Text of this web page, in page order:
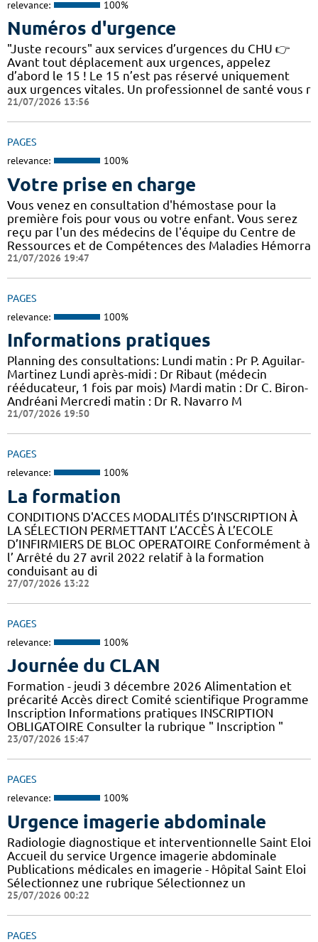
relevance: 100%
Numéros d'urgence
"Juste recours" aux services d’urgences du CHU 👉
Avant tout déplacement aux urgences, appelez
d’abord le 15 ! Le 15 n’est pas réservé uniquement
aux urgences vitales. Un professionnel de santé vous r
21/07/2026 13:56
PAGES
relevance: 100%
Votre prise en charge
Vous venez en consultation d'hémostase pour la
première fois pour vous ou votre enfant. Vous serez
reçu par l'un des médecins de l'équipe du Centre de
Ressources et de Compétences des Maladies Hémorra
21/07/2026 19:47
PAGES
relevance: 100%
Informations pratiques
Planning des consultations: Lundi matin : Pr P. Aguilar-
Martinez Lundi après-midi : Dr Ribaut (médecin
rééducateur, 1 fois par mois) Mardi matin : Dr C. Biron-
Andréani Mercredi matin : Dr R. Navarro M
21/07/2026 19:50
PAGES
relevance: 100%
La formation
CONDITIONS D'ACCES MODALITÉS D’INSCRIPTION À
LA SÉLECTION PERMETTANT L’ACCÈS À L’ECOLE
D’INFIRMIERS DE BLOC OPERATOIRE Conformément à
l’ Arrêté du 27 avril 2022 relatif à la formation
conduisant au di
27/07/2026 13:22
PAGES
relevance: 100%
Journée du CLAN
Formation - jeudi 3 décembre 2026 Alimentation et
précarité Accès direct Comité scientifique Programme
Inscription Informations pratiques ​INSCRIPTION
OBLIGATOIRE Consulter la rubrique " Inscription "
23/07/2026 15:47
PAGES
relevance: 100%
Urgence imagerie abdominale
Radiologie diagnostique et interventionnelle Saint Eloi
Accueil du service Urgence imagerie abdominale
Publications médicales en imagerie - Hôpital Saint Eloi
Sélectionnez une rubrique Sélectionnez un
25/07/2026 00:22
PAGES